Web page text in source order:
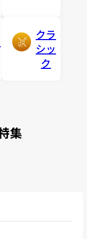
クラ
シッ
ク
集